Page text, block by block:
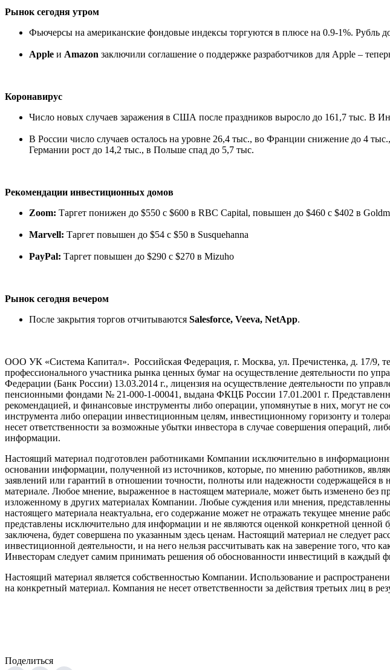
Рынок сегодня утром
Фьючерсы на американские фондовые индексы торгуются в плюсе на 0.9-1%. Рубль
Apple и Amazon заключили соглашение о поддержке разработчиков для Apple –
Коронавирус
Число новых случаев заражения в США после праздников выросло до 161,7 тыс. В
В России число случаев осталось на уровне 26,4 тыс., во Франции снижение до 4
Германии рост до 14,2 тыс., в Польше спад до 5,7 тыс.
Рекомендации инвестиционных домов
Zoom: Таргет понижен до $550 с $600 в RBC Capital, повышен до $460 с $402 в
Marvell: Таргет повышен до $54 с $50 в Susquehanna
PayPal: Таргет повышен до $290 с $270 в Mizuho
Рынок сегодня вечером
После закрытия торгов отчитываются Salesforce, Veeva, NetApp.
ООО УК «Система Капитал». Российская Федерация, г. Москва, ул. Пречистенка, д. 17/9,
профессионального участника рынка ценных бумаг на осуществление деятельности по
Федерации (Банк России) 13.03.2014 г., лицензия на осуществление деятельности по
пенсионными фондами № 21-000-1-00041, выдана ФКЦБ России 17.01.2001 г.
рекомендацией, и финансовые инструменты либо операции, упомянутые в них, могут не
инструмента либо операции инвестиционным целям, инвестиционному горизонту и
несет ответственности за возможные убытки инвестора в случае совершения операций,
информации.
Настоящий материал подготовлен работниками Компании исключительно в
основании информации, полученной из источников, которые, по мнению работников,
заявлений или гарантий в отношении точности, полноты или надежности содержащейся
материале. Любое мнение, выраженное в настоящем материале, может быть изменено
изложенному в других материалах Компании. Любые суждения или мнения,
настоящего материала неактуальна, его содержание может не отражать текущее
представлены исключительно для информации и не являются оценкой конкретной ценной
заключена, будет совершена по указанным здесь ценам. Настоящий материал не следует
инвестиционной деятельности, и на него нельзя рассчитывать как на заверение того, что
Инвесторам следует самим принимать решения об обоснованности инвестиций в
Настоящий материал является собственностью Компании. Использование и
на конкретный материал. Компания не несет ответственности за действия третьих лиц в
Поделиться